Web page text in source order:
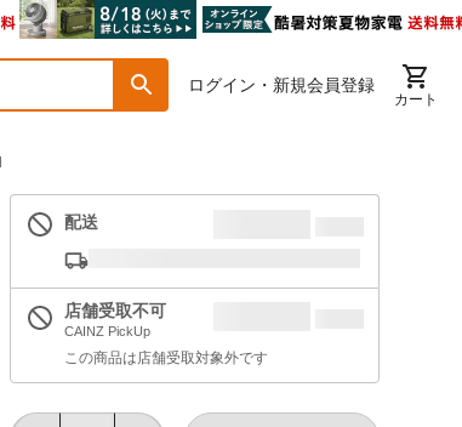
ログイン・新規会員登録
カート
配送
店舗受取不可
CAINZ PickUp
この商品は店舗受取対象外です